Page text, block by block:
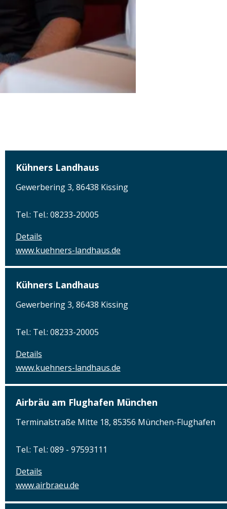
Kühners Landhaus
Gewerbering 3, 86438 Kissing
Tel.: Tel.: 08233-20005
Details
www.kuehners-landhaus.de
Kühners Landhaus
Gewerbering 3, 86438 Kissing
Tel.: Tel.: 08233-20005
Details
www.kuehners-landhaus.de
Airbräu am Flughafen München
Terminalstraße Mitte 18, 85356 München-Flughafen
Tel.: Tel.: 089 - 97593111
Details
www.airbraeu.de